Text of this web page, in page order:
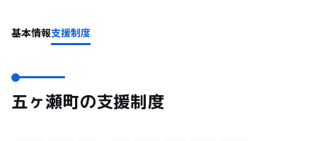
基本情報支援制度
五ヶ瀬町の支援制度